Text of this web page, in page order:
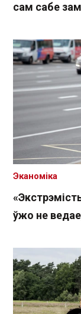
сам сабе
ўжо не
Эканоміка